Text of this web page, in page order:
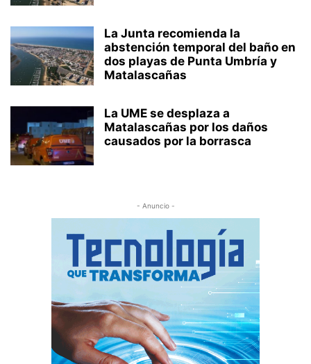
La Junta recomienda la
abstención temporal del baño en
dos playas de Punta Umbría y
Matalascañas
La UME se desplaza a
Matalascañas por los daños
causados por la borrasca
- Anuncio -